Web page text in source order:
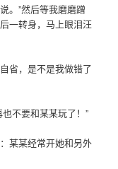
。”然后等我磨磨蹭
一转身，马上眼泪汪
省，是不是我做错了
不要和某某玩了！”
某某经常开她和另外